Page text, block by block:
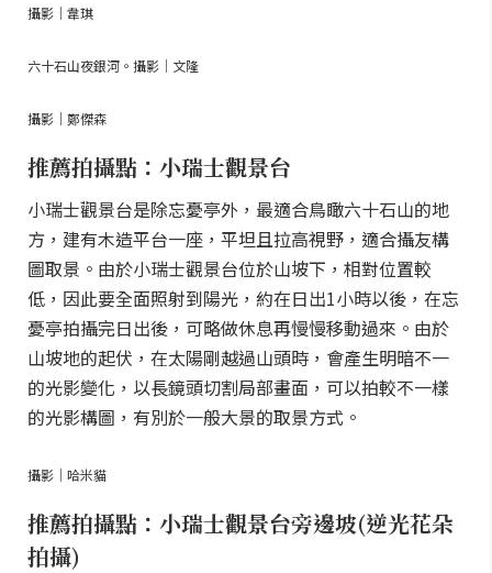
攝影｜韋琪
六十石山夜銀河。攝影｜文隆
攝影｜鄭傑森
推薦拍攝點：小瑞士觀景台
小瑞士觀景台是除忘憂亭外，最適合鳥瞰六十石山的地
方，建有木造平台一座，平坦且拉高視野，適合攝友構
圖取景。由於小瑞士觀景台位於山坡下，相對位置較
低，因此要全面照射到陽光，約在日出1小時以後，在忘
憂亭拍攝完日出後，可略做休息再慢慢移動過來。由於
山坡地的起伏，在太陽剛越過山頭時，會產生明暗不一
的光影變化，以長鏡頭切割局部畫面，可以拍較不一樣
的光影構圖，有別於一般大景的取景方式。
攝影｜哈米貓
推薦拍攝點：小瑞士觀景台旁邊坡(逆光花朵
拍攝)